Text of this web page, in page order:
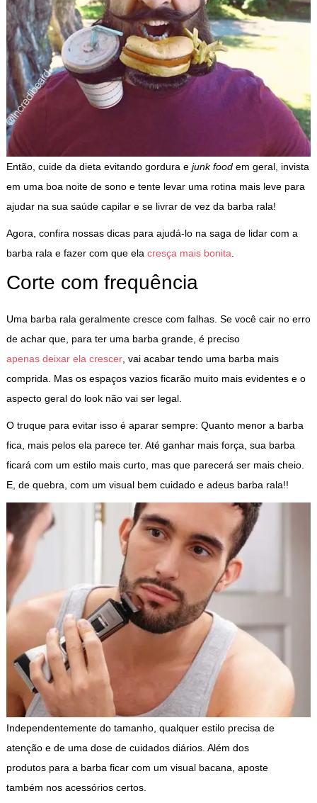
Então, cuide da dieta evitando gordura e junk food em geral, invista
em uma boa noite de sono e tente levar uma rotina mais leve para
ajudar na sua saúde capilar e se livrar de vez da barba rala!
Agora, confira nossas dicas para ajudá-lo na saga de lidar com a
barba rala e fazer com que ela cresça mais bonita
Corte com frequência
Uma barba rala geralmente cresce com falhas. Se você cair no erro
de achar que, para ter uma barba grande, é preciso
apenas deixar ela crescer, vai acabar tendo uma barba mais
comprida. Mas os espaços vazios ficarão muito mais evidentes e o
aspecto geral do look não vai ser legal.
O truque para evitar isso é aparar sempre: Quanto menor a barba
fica, mais pelos ela parece ter. Até ganhar mais força, sua barba
ficará com um estilo mais curto, mas que parecerá ser mais cheio.
E, de quebra, com um visual bem cuidado e adeus barba rala!!
Independentemente do tamanho, qualquer estilo precisa de
atenção e de uma dose de cuidados diários. Além dos
produtos para a barba ficar com um visual bacana, aposte
também nos acessórios certos.